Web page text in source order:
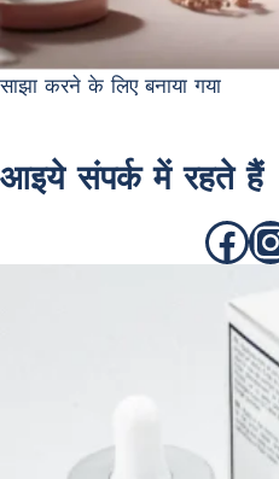
साझा करने के लिए बनाया गया
आइये संपर्क में रहते हैं
फेसबुक Instagram